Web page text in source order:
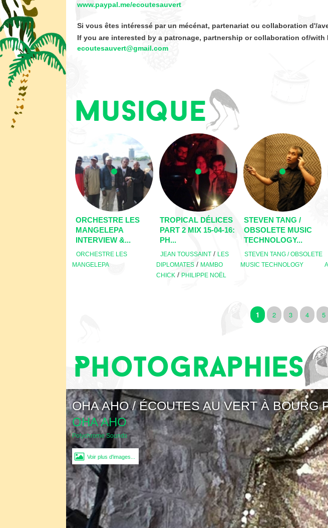
www.paypal.me/ecoutesauvert
Si vous êtes intéressé par un mécénat, partenariat ou collaboration d'/
If you are interested by a patronage, partnership or collaboration of/with
ecoutesauvert@gmail.com
Musique
ORCHESTRE LES
MANGELEPA
INTERVIEW &...
ORCHESTRE LES
MANGELEPA
TROPICAL DÉLICES
PART 2 MIX 15-04-16:
PH...
JEAN TOUSSAINT / LES
DIPLOMATES / MAMBO
CHICK / PHILIPPE NOËL
STEVEN TANG /
OBSOLETE MUSIC
TECHNOLOGY...
STEVEN TANG / OBSOLETE
MUSIC TECHNOLOGY
1 2 3 4 5
Photographies
OHA AHO / ÉCOUTES AU VERT À BOURG
OHA AHO
Polychrome Sounds
Voir plus d'images...